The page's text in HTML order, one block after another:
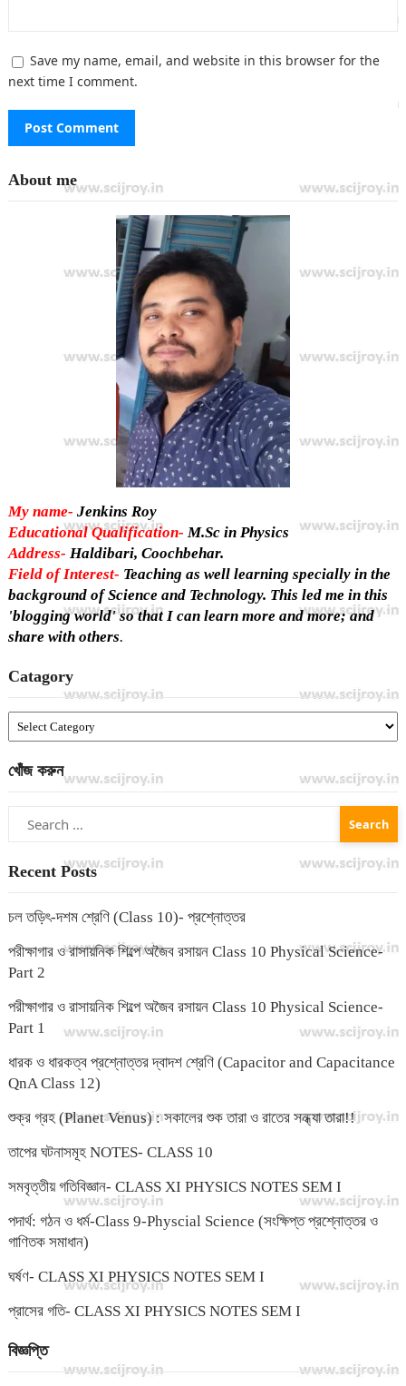
Save my name, email, and website in this browser for the
next time I comment.
About me
My name- Jenkins Roy
Educational Qualification- M.Sc in Physics
Address- Haldibari, Coochbehar.
Field of Interest- Teaching as well learning specially in the
background of Science and Technology. This led me in this
'blogging world' so that I can learn more and more; and
share with others.
Catagory
Catagory
খোঁজ করুন
Search
for:
Recent Posts
চল তড়িৎ-দশম শ্রেণি (Class 10)- প্রশ্নোত্তর
পরীক্ষাগার ও রাসায়নিক শিল্পে অজৈব রসায়ন Class 10 Physical Science-
Part 2
পরীক্ষাগার ও রাসায়নিক শিল্পে অজৈব রসায়ন Class 10 Physical Science-
Part 1
ধারক ও ধারকত্ব প্রশ্নোত্তর দ্বাদশ শ্রেণি (Capacitor and Capacitance
QnA Class 12)
শুক্র গ্রহ (Planet Venus) : সকালের শুক তারা ও রাতের সন্ধ্যা তারা!!
তাপের ঘটনাসমূহ NOTES- CLASS 10
সমবৃত্তীয় গতিবিজ্ঞান- CLASS XI PHYSICS NOTES SEM I
পদার্থ: গঠন ও ধর্ম-Class 9-Physcial Science (সংক্ষিপ্ত প্রশ্নোত্তর ও
গাণিতক সমাধান)
ঘর্ষণ- CLASS XI PHYSICS NOTES SEM I
প্রাসের গতি- CLASS XI PHYSICS NOTES SEM I
বিজ্ঞপ্তি